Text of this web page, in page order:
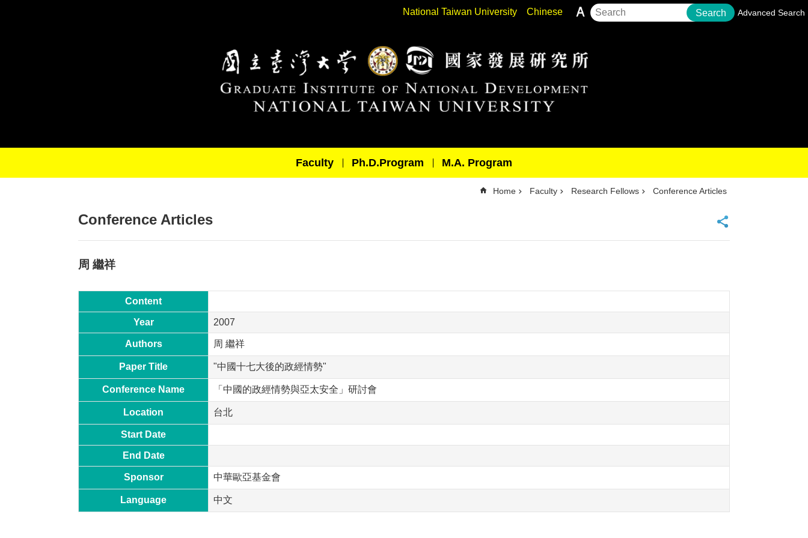
National Taiwan University Chinese Search Advanced Search
Faculty Ph.D.Program M.A. Program
Home Faculty Research Fellows Conference Articles
Conference Articles
周 繼祥
Content
Year 2007
Authors 周 繼祥
Paper Title "中國十七大後的政經情勢"
Conference Name 「中國的政經情勢與亞太安全」研討會
Location 台北
Start Date
End Date
Sponsor 中華歐亞基金會
Language 中文